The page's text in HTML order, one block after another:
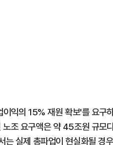
익의 15% 재원 확보'를 요구
조 요구액은 약 45조원 규모
실제 총파업이 현실화될 경